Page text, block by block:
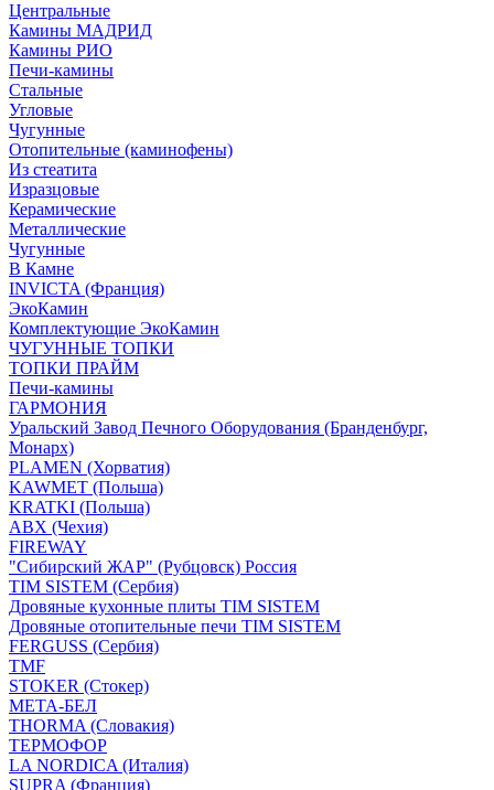
Центральные
Камины МАДРИД
Камины РИО
Печи-камины
Стальные
Угловые
Чугунные
Отопительные (каминофены)
Из стеатита
Изразцовые
Керамические
Металлические
Чугунные
В Камне
INVICTA (Франция)
ЭкоКамин
Комплектующие ЭкоКамин
ЧУГУННЫЕ ТОПКИ
ТОПКИ ПРАЙМ
Печи-камины
ГАРМОНИЯ
Уральский Завод Печного Оборудования (Бранденбург,
Монарх)
PLAMEN (Хорватия)
KAWMET (Польша)
KRATKI (Польша)
ABX (Чехия)
FIREWAY
"Сибирский ЖАР" (Рубцовск) Россия
TIM SISTEM (Сербия)
Дровяные кухонные плиты TIM SISTEM
Дровяные отопительные печи TIM SISTEM
FERGUSS (Сербия)
TMF
STOKER (Стокер)
МЕТА-БЕЛ
THORMA (Словакия)
ТЕРМОФОР
LA NORDICA (Италия)
SUPRA (Франция)